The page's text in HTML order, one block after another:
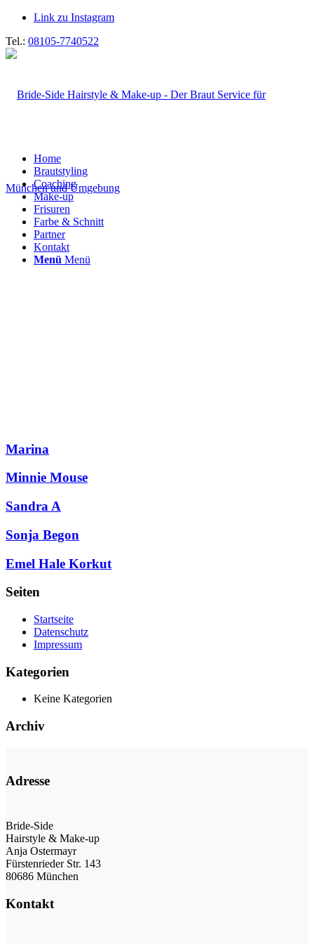
Link zu Instagram
Tel.: 08105-7740522
Home
Brautstyling
Coaching
Make-up
Frisuren
Farbe & Schnitt
Partner
Kontakt
Menü Menü
Marina
Minnie Mouse
Sandra A
Sonja Begon
Emel Hale Korkut
Seiten
Startseite
Datenschutz
Impressum
Kategorien
Keine Kategorien
Archiv
Adresse
Bride-Side
Hairstyle & Make-up
Anja Ostermayr
Fürstenrieder Str. 143
80686 München
Kontakt